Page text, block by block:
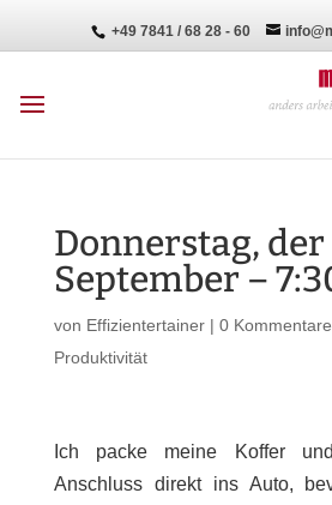
+49 7841 / 68 28 - 60
Donnerstag, der
September –
von Effizientertainer| 0 Kommentare
Produktivität
Ich packe meine Koffer
Anschluss direkt ins Auto,